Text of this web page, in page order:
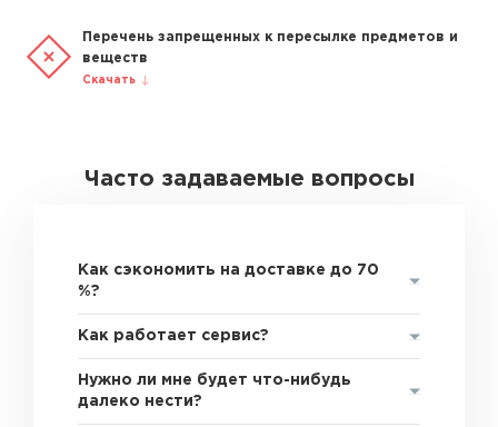
Перечень запрещенных к пересылке предметов и
веществ
Скачать
Часто задаваемые вопросы
Как сэкономить на доставке до 70
%?
Как работает сервис?
Нужно ли мне будет что-нибудь
далеко нести?